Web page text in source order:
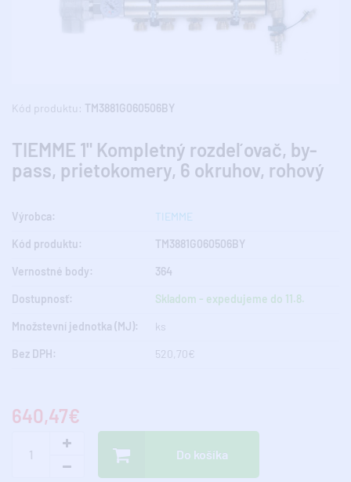
Kód produktu: TM3881G060506BY
TIEMME 1" Kompletný rozdeľovač, by-
pass, prietokomery, 6 okruhov, rohový
Výrobca: TIEMME
Kód produktu: TM3881G060506BY
Vernostné body: 364
Dostupnosť: Skladom - expedujeme do 11.8.
Množstevní jednotka (MJ): ks
Bez DPH: 520,70€
640,47€
Do košíka